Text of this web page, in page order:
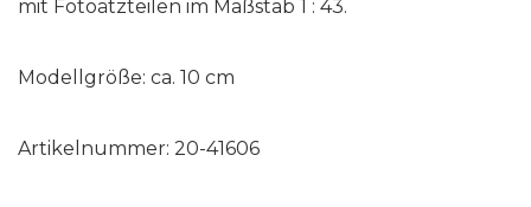
mit Fotoätzteilen im Maßstab 1 : 43.
Modellgröße: ca. 10 cm
Artikelnummer: 20-41606